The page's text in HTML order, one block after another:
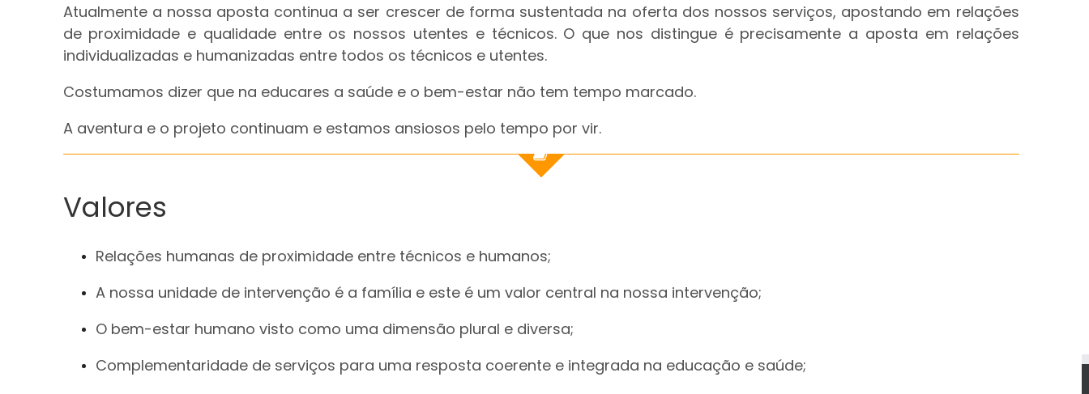
Atualmente a nossa aposta continua a ser crescer de forma sustentada na oferta dos nossos serviços, apostando em relações
de proximidade e qualidade entre os nossos utentes e técnicos. O que nos distingue é precisamente a aposta em relações
individualizadas e humanizadas entre todos os técnicos e utentes.
Costumamos dizer que na educares a saúde e o bem-estar não tem tempo marcado.
A aventura e o projeto continuam e estamos ansiosos pelo tempo por vir.
Valores
Relações humanas de proximidade entre técnicos e humanos;
A nossa unidade de intervenção é a família e este é um valor central na nossa intervenção;
O bem-estar humano visto como uma dimensão plural e diversa;
Complementaridade de serviços para uma resposta coerente e integrada na educação e saúde;